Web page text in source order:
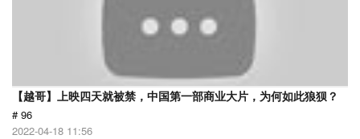
【越哥】上映四天就被禁，中国第一部商业大片，为何如此狼狈？
# 96
2022-04-18 11:56